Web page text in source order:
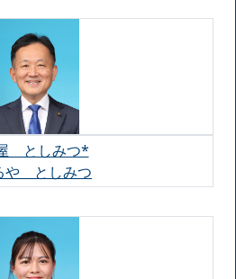
としみつ*
や としみつ